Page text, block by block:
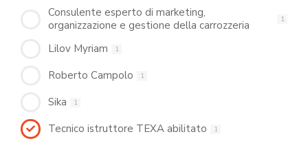
Consulente esperto di marketing,
organizzazione e gestione della carrozzeria
1
Lilov Myriam 1
Roberto Campolo 1
Sika 1
Tecnico istruttore TEXA abilitato 1